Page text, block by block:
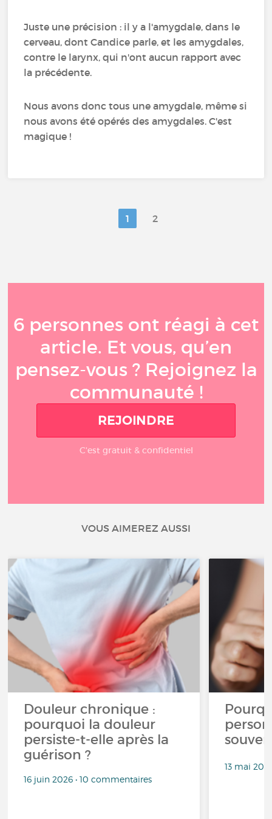
Juste une précision : il y a l'amygdale, dans le
cerveau, dont Candice parle, et les amygdales,
contre le larynx, qui n'ont aucun rapport avec
la précédente.
Nous avons donc tous une amygdale, même si
nous avons été opérés des amygdales. C'est
magique !
1 2
6 personnes ont réagi à cet
article. Et vous, qu’en
pensez-vous ? Rejoignez la
communauté !
REJOINDRE
C'est gratuit & confidentiel
VOUS AIMEREZ AUSSI
Douleur chronique :
pourquoi la douleur
persiste-t-elle après la
guérison ?
16 juin 2026 • 10 commentaires
13 mai